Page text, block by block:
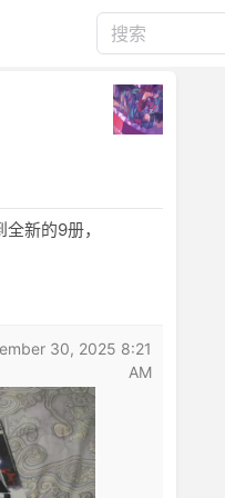
新的9册，
30, 2025 8:21
AM